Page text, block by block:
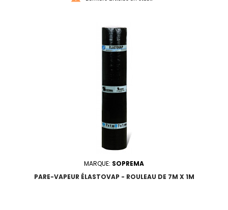
MARQUE: SOPREMA
PARE-VAPEUR ÉLASTOVAP - ROULEAU DE 7M X 1M